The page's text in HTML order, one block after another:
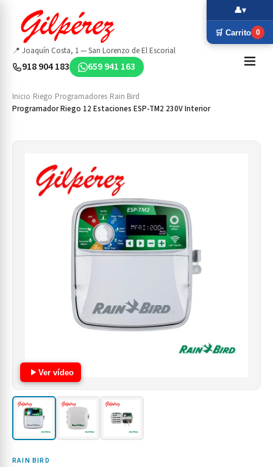
📍 Joaquín Costa, 1 — San Lorenzo de El Escorial
918 904 183 659 941 163
Inicio Riego Programadores Rain Bird
Programador Riego 12 Estaciones ESP-TM2 230V Interior
Ver vídeo
RAIN BIRD
🛒 Carrito 0
👤▾